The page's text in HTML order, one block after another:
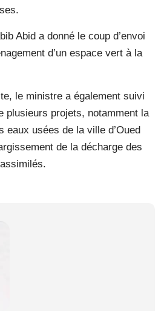
Abid a donné le coup d’envoi
d’un espace vert à la
le ministre a également suivi
plusieurs projets, notamment la
eaux usées de la ville d’Oued
de la décharge des